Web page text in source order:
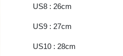
US8 : 26cm
US9 : 27cm
US10 : 28cm